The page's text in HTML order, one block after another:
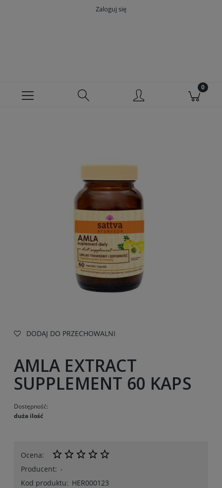
Zaloguj się
DODAJ DO PRZECHOWALNI
AMLA EXTRACT
SUPPLEMENT 60 KAPS
Dostępność:
duża ilość
Ocena:
Producent: -
Kod produktu: HER000123